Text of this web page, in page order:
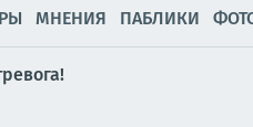
МНЕНИЯ ПАБЛИКИ